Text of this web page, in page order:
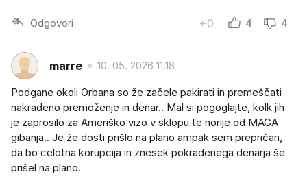
Odgovori +0 4 4
marre 10. 05. 2026 11.18
Podgane okoli Orbana so že začele pakirati in premeščati
nakradeno premoženje in denar.. Mal si pogoglajte, kolk jih
je zaprosilo za Ameriško vizo v sklopu te norije od MAGA
gibanja.. Je že dosti prišlo na plano ampak sem prepričan,
da bo celotna korupcija in znesek pokradenega denarja še
prišel na plano.